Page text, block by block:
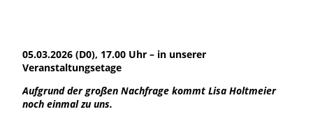
05.03.2026 (D0), 17.00 Uhr – in unserer
Veranstaltungsetage
Aufgrund der großen Nachfrage kommt Lisa Holtmeier
noch einmal zu uns.